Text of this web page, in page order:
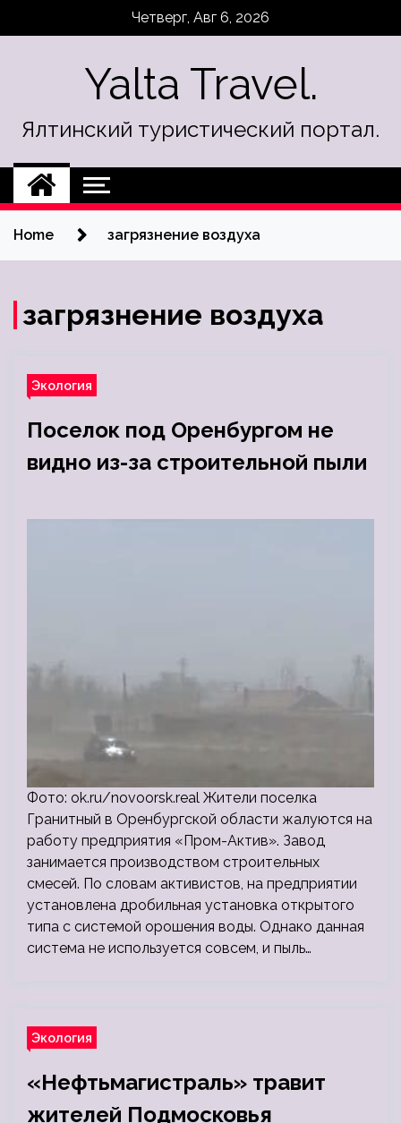
Четверг, Авг 6, 2026
Yalta Travel.
Ялтинский туристический портал.
Home загрязнение воздуха
загрязнение воздуха
Экология
Поселок под Оренбургом не
видно из-за строительной пыли
Фото: ok.ru/novoorsk.real Жители поселка
Гранитный в Оренбургской области жалуются на
работу предприятия «Пром-Актив». Завод
занимается производством строительных
смесей. По словам активистов, на предприятии
установлена дробильная установка открытого
типа с системой орошения воды. Однако данная
система не используется совсем, и пыль…
Экология
«Нефтьмагистраль» травит
жителей Подмосковья